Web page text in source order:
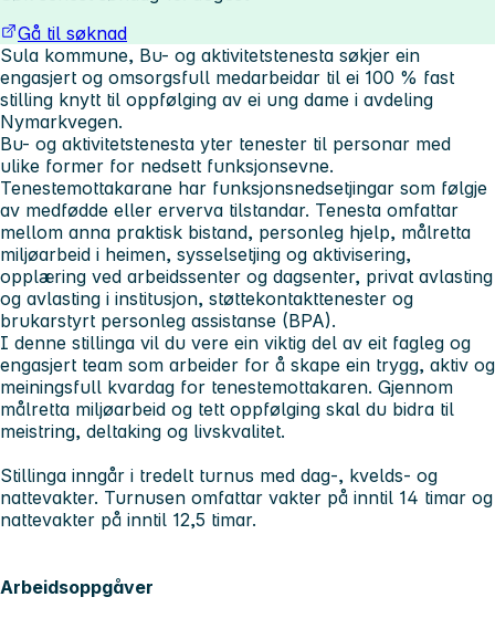
Gå til søknad
Sula kommune, Bu- og aktivitetstenesta søkjer ein
engasjert og omsorgsfull medarbeidar til ei 100 % fast
stilling knytt til oppfølging av ei ung dame i avdeling
Nymarkvegen.
Bu- og aktivitetstenesta yter tenester til personar med
ulike former for nedsett funksjonsevne.
Tenestemottakarane har funksjonsnedsetjingar som følgje
av medfødde eller erverva tilstandar. Tenesta omfattar
mellom anna praktisk bistand, personleg hjelp, målretta
miljøarbeid i heimen, sysselsetjing og aktivisering,
opplæring ved arbeidssenter og dagsenter, privat avlasting
og avlasting i institusjon, støttekontakttenester og
brukarstyrt personleg assistanse (BPA).
I denne stillinga vil du vere ein viktig del av eit fagleg og
engasjert team som arbeider for å skape ein trygg, aktiv og
meiningsfull kvardag for tenestemottakaren. Gjennom
målretta miljøarbeid og tett oppfølging skal du bidra til
meistring, deltaking og livskvalitet.
Stillinga inngår i tredelt turnus med dag-, kvelds- og
nattevakter. Turnusen omfattar vakter på inntil 14 timar og
nattevakter på inntil 12,5 timar.
Arbeidsoppgåver